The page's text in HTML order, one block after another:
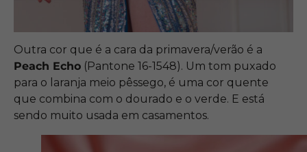
Outra cor que é a cara da primavera/verão é a
Peach Echo (Pantone 16-1548). Um tom puxado
para o laranja meio pêssego, é uma cor quente
que combina com o dourado e o verde. E está
sendo muito usada em casamentos.